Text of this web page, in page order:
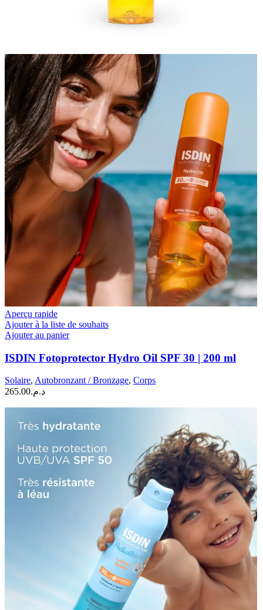
Aperçu rapide
Ajouter à la liste de souhaits
Ajouter au panier
ISDIN Fotoprotector Hydro Oil SPF 30 | 200 ml
Solaire, Autobronzant / Bronzage, Corps
د.م.265.00